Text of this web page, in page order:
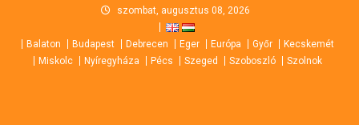
content
szombat, augusztus 08, 2026
Balaton Budapest Debrecen Eger Európa Győr
Kecskemét
Miskolc
Nyíregyháza Pécs Szeged Szoboszló Szolnok